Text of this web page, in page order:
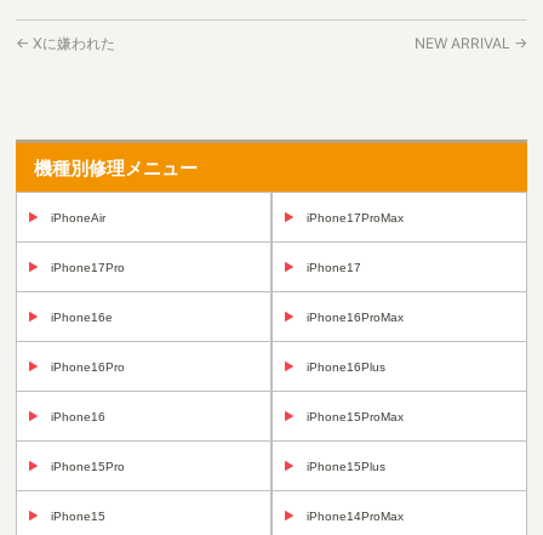
← Xに嫌われた NEW ARRIVAL →
機種別修理メニュー
iPhoneAir iPhone17ProMax
iPhone17Pro iPhone17
iPhone16e iPhone16ProMax
iPhone16Pro iPhone16Plus
iPhone16 iPhone15ProMax
iPhone15Pro iPhone15Plus
iPhone15 iPhone14ProMax